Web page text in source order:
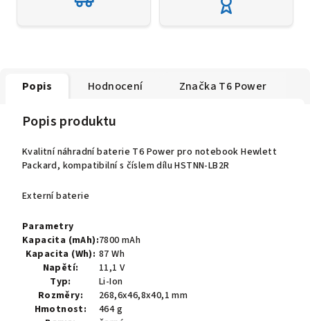
Popis Hodnocení Značka T6 Power
Popis produktu
Kvalitní náhradní baterie T6 Power pro notebook Hewlett
Packard, kompatibilní s číslem dílu HSTNN-LB2R
Externí baterie
Parametry
Kapacita (mAh):7800 mAh
Kapacita (Wh): 87 Wh
Napětí:
11,1 V
Typ:
Li-Ion
Rozměry:
268,6x46,8x40,1 mm
Hmotnost:
464 g